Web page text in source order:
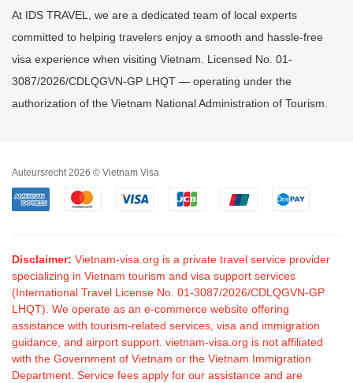
At IDS TRAVEL, we are a dedicated team of local experts
committed to helping travelers enjoy a smooth and hassle-free
visa experience when visiting Vietnam. Licensed No. 01-
3087/2026/CDLQGVN-GP LHQT — operating under the
authorization of the Vietnam National Administration of Tourism.
Auteursrecht 2026 © Vietnam Visa
Disclaimer: Vietnam-visa.org is a private travel service provider
specializing in Vietnam tourism and visa support services
(International Travel License No. 01-3087/2026/CDLQGVN-GP
LHQT). We operate as an e-commerce website offering
assistance with tourism-related services, visa and immigration
guidance, and airport support. vietnam-visa.org is not affiliated
with the Government of Vietnam or the Vietnam Immigration
Department. Service fees apply for our assistance and are